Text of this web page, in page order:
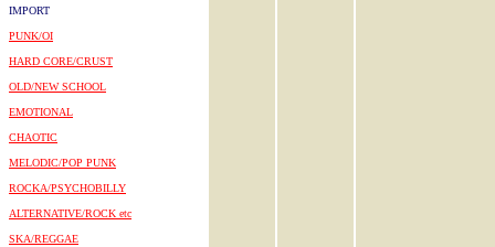
IMPORT
PUNK/OI
HARD CORE/CRUST
OLD/NEW SCHOOL
EMOTIONAL
CHAOTIC
MELODIC/POP PUNK
ROCKA/PSYCHOBILLY
ALTERNATIVE/ROCK etc
SKA/REGGAE